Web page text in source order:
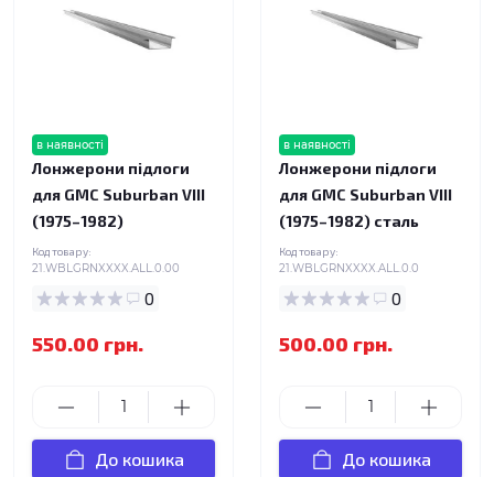
в наявності
Лонжерони підлоги
для GMC Suburban VIII
(1975–1982)
Код товару:
21.WBLGRNXXXX.ALL.0.00
0
550.00 грн.
До кошика
в наявності
Лонжерони підлоги
для GMC Suburban VIII
(1975–1982) сталь
Код товару:
21.WBLGRNXXXX.ALL.0.0
0
500.00 грн.
До кошика